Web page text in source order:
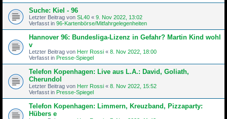
Suche: Kiel - 96
Letzter Beitrag von SL40 « 9. Nov 2022, 13:02
Verfasst in 96-Kartenbörse/Mitfahrgelegenheiten
Hannover 96: Bundesliga-Lizenz in Gefahr? Martin Kind wohl
v
Letzter Beitrag von Herr Rossi « 8. Nov 2022, 18:00
Verfasst in Presse-Spiegel
Telefon Kopenhagen: Live aus L.A.: David, Goliath,
Cherundol
Letzter Beitrag von Herr Rossi « 8. Nov 2022, 15:52
Verfasst in Presse-Spiegel
Telefon Kopenhagen: Limmern, Kreuzband, Pizzaparty:
Hübers e